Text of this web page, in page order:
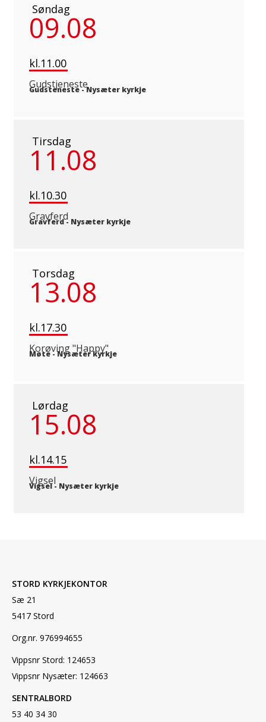
Søndag
09.08
kl.11.00
Gudstjeneste
Gudsteneste-Nysæter kyrkje
Tirsdag
11.08
kl.10.30
Gravferd
Gravferd- Nysæter kyrkje
Torsdag
13.08
kl.17.30
Korøving "Happy"
Møte-Nysæter kyrkje
Lørdag
15.08
kl.14.15
Vigsel
Vigsel- Nysæter kyrkje
STORD KYRKJEKONTOR
Sæ 21
5417 Stord
Org.nr. 976994655
Vippsnr Stord: 124653
Vippsnr Nysæter: 124663
SENTRALBORD
53 40 34 30